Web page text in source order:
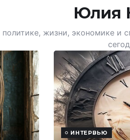
Юлия
жизни, экономике и
ИНТЕРВЬЮ